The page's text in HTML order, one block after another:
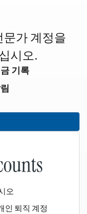
문가 계정을
시오.
기록
오
인 퇴직 계정